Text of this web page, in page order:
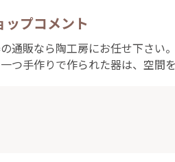
ップコメント
通販なら陶工房にお任せ下さい
つ手作りで作られた器は、空間